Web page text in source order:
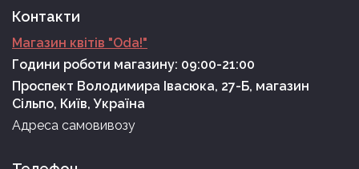
Контакти
Магазин квітів "Oda!"
Години роботи магазину: 09:00-21:00
Проспект Володимира Івасюка, 27-Б, магазин
Сільпо, Київ, Україна
Адреса самовивозу